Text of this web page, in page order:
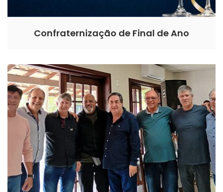
Confraternização de Final de Ano